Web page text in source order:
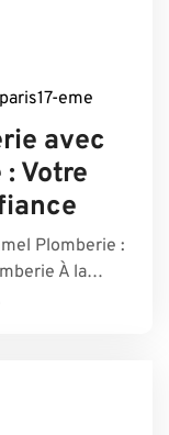
eme
avec
Votre
Plomberie :
À la…